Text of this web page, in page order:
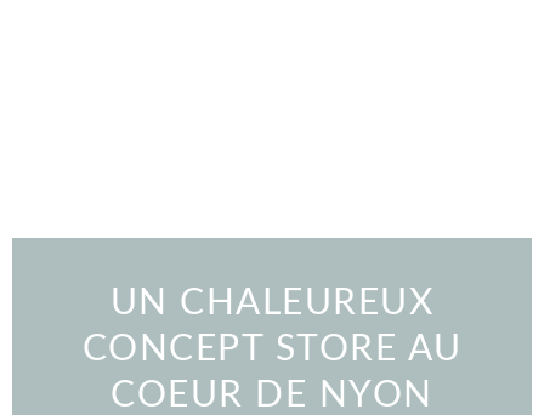
UN CHALEUREUX
CONCEPT STORE AU
COEUR DE NYON